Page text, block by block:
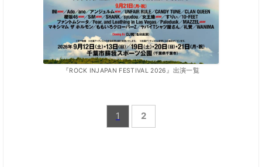
『ROCK INJAPAN FESTIVAL 2026』出演一覧
1 2